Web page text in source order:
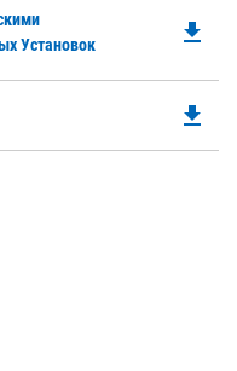
Установок
file_download
file_download